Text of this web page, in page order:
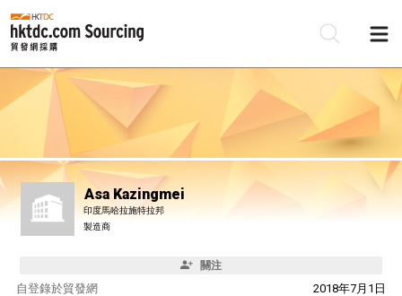
Asa Kazingmei
印度馬哈拉施特拉邦
製造商
關注
自 2018年7月1日
登錄於貿發網